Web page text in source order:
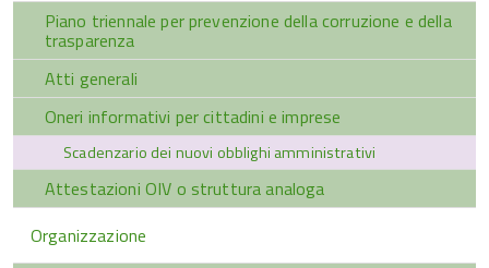
Piano triennale per prevenzione della corruzione e della
trasparenza
Atti generali
Oneri informativi per cittadini e imprese
Scadenzario dei nuovi obblighi amministrativi
Attestazioni OIV o struttura analoga
Organizzazione